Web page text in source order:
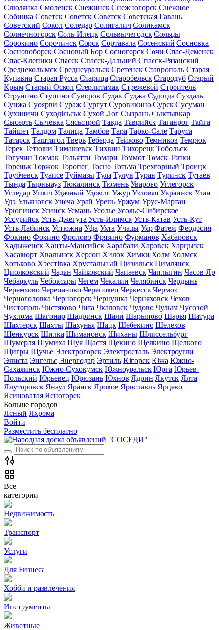
Слюдянка Смоленск Снежинск Снежногорск Снежное
Собинка Советск Советск Советск Советская Гавань
Советский Сокол Соледар Солигалич Соликамск
Солнечногорск Соль-Илецк Сольвычегодск Сольцы
Сорокино Сорочинск Сорск Сортавала Сосенский Сосновка
Сосновоборск Сосновый Бор Сосногорск Сочи Спас-Деменск
Спас-Клепики Спасск Спасск-Дальний Спасск-Рязанский
Среднеколымск Среднеуральск Сретенск Ставрополь Старая
Купавна Старая Русса Старица Старобельск Стародуб Старый
Крым Старый Оскол Стерлитамак Стрежевой Строитель
Струнино Ступино Суворов Судак Суджа Судогда Суздаль
Сунжа Суоярви Сураж Сургут Суровикино Сурск Сусуман
Сухиничи Суходільськ Сухой Лог Сызрань Сыктывкар
Сысерть Сычевка Сясьстрой Тавда Таврийск Таганрог Тайга
Тайшет Талдом Талица Тамбов Тара Тарко-Сале Таруса
Татарск Таштагол Тверь Теберда Тейково Темников Темрюк
Терек Тетюши Тимашевск Тихвин Тихорецк Тобольск
Тогучин Токмак Тольятти Томари Томмот Томск Топки
Торецьк Торжок Торопец Тосно Тотьма Трехгорный Троицк
Трубчевск Туапсе Туймазы Тула Тулун Туран Туринск Тутаев
Тында Тырныауз Тюкалинск Тюмень Уварово Углегорск
Угледар Углич Удачный Удомля Ужур Узловая Украинск Улан-
Удэ Ульяновск Унеча Урай Урень Уржум Урус-Мартан
Урюпинск Усинск Усмань Усолье Усолье-Сибирское
Уссурийск Усть-Джегута Усть-Илимск Усть-Катав Усть-Кут
Усть-Лабинск Устюжна Уфа Ухта Учалы Уяр Фатеж Феодосия
Фокино Фокино Фролово Фрязино Фурманов Хабаровск
Хадыженск Ханты-Мансийск Харабали Харовск Харцызск
Хасавюрт Хвалынск Херсон Хилок Химки Холм Холмск
Хотьково Хрестівка Хрустальный Цивильск Цимлянск
Циолковский Чадан Чайковский Чапаевск Чаплыгин Часов Яр
Чебаркуль Чебоксары Чегем Чекалин Челябинск Чердынь
Черемхово Черепаново Череповец Черкесск Чермоз
Черноголовка Черногорск Чернушка Черняховск Чехов
Чистополь Чистяково Чита Чкаловск Чудово Чулым Чусовой
Чухлома Шагонар Шадринск Шали Шарыпово Шарья Шатура
Шахтерск Шахты Шахунья Шацк Шебекино Шелехов
Шенкурск Шилка Шимановск Шиханы Шлиссельбург
Шумерля Шумиха Шуя Щастя Щекино Щелкино Щелково
Щигры Щучье Электрогорск Электросталь Электроугли
Элиста Энгельс Энергодар Эртиль Югорск Южа Южно-
Сахалинск Южно-Сухокумск Южноуральск Юрга Юрьев-
Польский Юрьевец Юрюзань Юхнов Ядрин Якутск Ялта
Ялуторовск Янаул Яранск Яровое Ярославль Ярцево
Ясиноватая Ясногорск
Больше городов
Ясный Яхрома
Войти
Разместить бесплатно
Все
категории
Недвижимость
Транспорт
Услуги
Для Бизнеса
Хобби и развлечения
Инструменты
Животные